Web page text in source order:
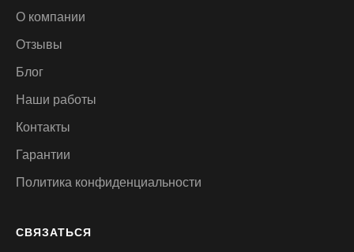
О компании
Отзывы
Блог
Наши работы
Контакты
Гарантии
Политика конфиденциальности
СВЯЗАТЬСЯ